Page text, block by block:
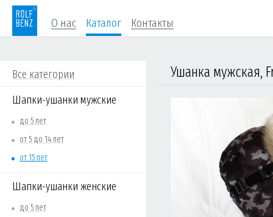
О нас Каталог Контакты
Все категории
Шапки-ушанки мужские
до 5 лет
от 5 до 14 лет
от 15 лет
Шапки-ушанки женские
до 5 лет
Ушанка мужская,